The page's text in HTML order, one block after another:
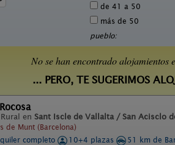
de 41 a 50
más de 50
pueblo:
No se han encontrado alojamientos
... PERO, TE SUGERIMOS
en Sant Iscle de Vallalta / San Acisclo
de Munt (Barcelona)
completo 10+4 plazas
51 km de